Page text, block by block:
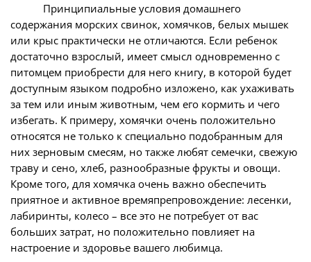
Принципиальные условия домашнего
содержания морских свинок, хомячков, белых мышек
или крыс практически не отличаются. Если ребенок
достаточно взрослый, имеет смысл одновременно с
питомцем приобрести для него книгу, в которой будет
доступным языком подробно изложено, как ухаживать
за тем или иным животным, чем его кормить и чего
избегать. К примеру, хомячки очень положительно
относятся не только к специально подобранным для
них зерновым смесям, но также любят семечки, свежую
траву и сено, хлеб, разнообразные фрукты и овощи.
Кроме того, для хомячка очень важно обеспечить
приятное и активное времяпрепровождение: лесенки,
лабиринты, колесо – все это не потребует от вас
больших затрат, но положительно повлияет на
настроение и здоровье вашего любимца.